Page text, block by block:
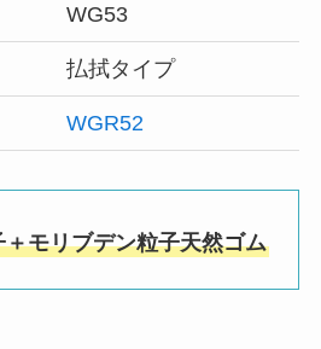
WG53
払拭タイプ
WGR52
モリブデン粒子天然ゴム